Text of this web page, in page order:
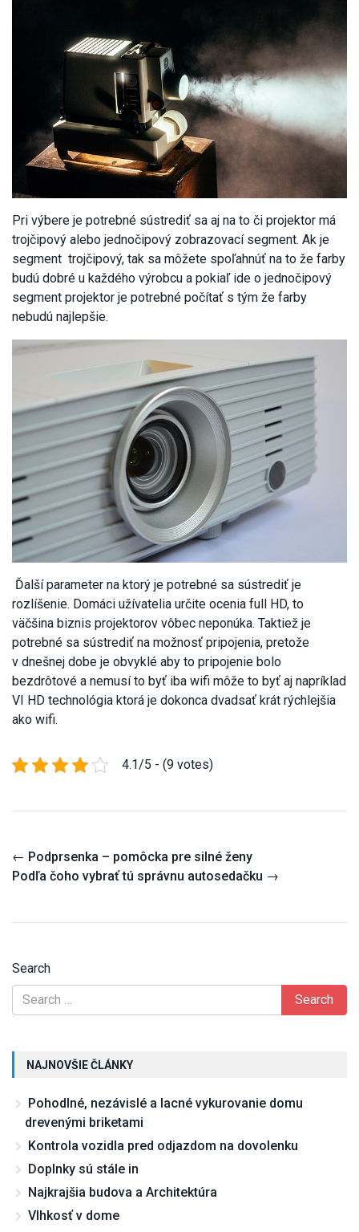
Pri výbere je potrebné sústrediť sa aj na to či projektor má
trojčipový alebo jednočipový zobrazovací segment. Ak je
segment trojčipový, tak sa môžete spoľahnúť na to že farby
budú dobré u každého výrobcu a pokiaľ ide o jednočipový
segment projektor je potrebné počítať s tým že farby
nebudú najlepšie.
Ďalší parameter na ktorý je potrebné sa sústrediť je
rozlíšenie. Domáci užívatelia určite ocenia full HD, to
väčšina biznis projektorov vôbec neponúka. Taktiež je
potrebné sa sústrediť na možnosť pripojenia, pretože
v dnešnej dobe je obvyklé aby to pripojenie bolo
bezdrôtové a nemusí to byť iba wifi môže to byť aj napríklad
VI HD technológia ktorá je dokonca dvadsať krát rýchlejšia
ako wifi.
4.1/5 - (9 votes)
Post
navigation
← Podprsenka – pomôcka pre silné ženy
Podľa čoho vybrať tú správnu autosedačku →
Search
NAJNOVŠIE ČLÁNKY
Pohodlné, nezávislé a lacné vykurovanie domu
drevenými briketami
Kontrola vozidla pred odjazdom na dovolenku
Doplnky sú stále in
Najkrajšia budova a Architektúra
Vlhkosť v dome